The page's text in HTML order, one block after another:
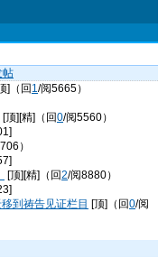
帖
]（回 1/阅5665）
[顶][精]（回0/阅5560）
）
[顶][精]（回2/阅8880）
到祷告见证栏目 [顶]（回0/阅